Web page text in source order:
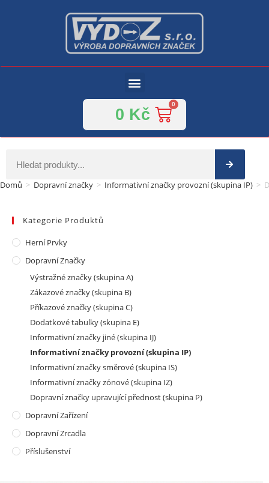
0 Kč
Domů > Dopravní značky > Informativní značky provozní (skupina IP) >
Kategorie Produktů
Herní Prvky
Dopravní Značky
Výstražné značky (skupina A)
Zákazové značky (skupina B)
Příkazové značky (skupina C)
Dodatkové tabulky (skupina E)
Informativní značky jiné (skupina IJ)
Informativní značky provozní (skupina IP)
Informativní značky směrové (skupina IS)
Informativní značky zónové (skupina IZ)
Dopravní značky upravující přednost (skupina P)
Dopravní Zařízení
Dopravní Zrcadla
Příslušenství